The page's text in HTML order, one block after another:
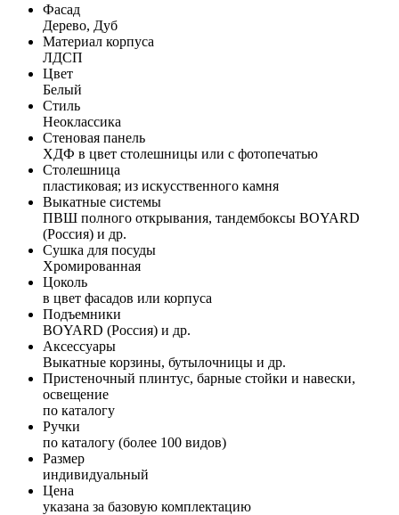
Фасад
Дерево, Дуб
Материал корпуса
ЛДСП
Цвет
Белый
Стиль
Неоклассика
Стеновая панель
ХДФ в цвет столешницы или с фотопечатью
Столешница
пластиковая; из искусственного камня
Выкатные системы
ПВШ полного открывания, тандембоксы BOYARD
(Россия) и др.
Сушка для посуды
Хромированная
Цоколь
в цвет фасадов или корпуса
Подъемники
BOYARD (Россия) и др.
Аксессуары
Выкатные корзины, бутылочницы и др.
Пристеночный плинтус, барные стойки и навески,
освещение
по каталогу
Ручки
по каталогу (более 100 видов)
Размер
индивидуальный
Цена
указана за базовую комплектацию